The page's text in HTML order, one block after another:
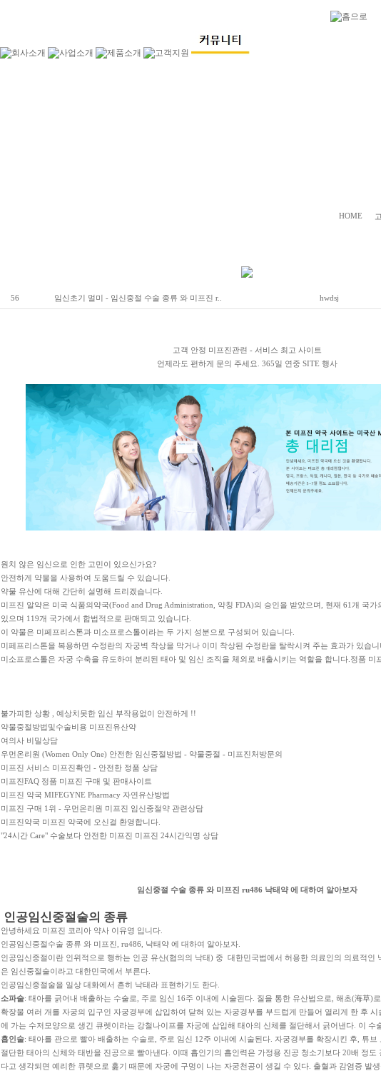
HOME
56 임신초기 멀미 - 임신중절 수술 종류 와 미프진 r.. hwdsj
고객 안정 미프진관련 - 서비스 최고 사이트
언제라도 편하게 문의 주세요. 365일 연중 SITE 행사
원치 않은 임신으로 인한 고민이 있으신가요?
안전하게 약물을 사용하여 도움드릴 수 있습니다.
약물 유산에 대해 간단히 설명해 드리겠습니다.
미프진 알약은 미국 식품의약국(Food and Drug Administration, 약칭 FDA)의 승인을 받았으며, 현재 61개 국
있으며 119개 국가에서 합법적으로 판매되고 있습니다.
이 약물은 미페프리스톤과 미소프로스톨이라는 두 가지 성분으로 구성되어 있습니다.
미페프리스톤을 복용하면 수정란의 자궁벽 착상을 막거나 이미 착상된 수정란을 탈락시켜 주는 효과가 있습니
미소프로스톨은 자궁 수축을 유도하여 분리된 태아 및 임신 조직을 체외로 배출시키는 역할을 합니다.정품 미
불가피한 상황 , 예상치못한 임신 부작용없이 안전하게 !!
약물중절방법및수술비용 미프진유산약
여의사 비밀상담
우먼온리원 (Women Only One) 안전한 임신중절방법 - 약물중절 - 미프진처방문의
미프진 서비스 미프진확인 - 안전한 정품 상담
미프진FAQ 정품 미프진 구매 및 판매사이트
미프진 약국 MIFEGYNE Pharmacy 자연유산방법
미프진 구매 1위 - 우먼온리원 미프진 임신중절약 관련상담
미프진약국 미프진 약국에 오신걸 환영합니다.
"24시간 Care" 수술보다 안전한 미프진 미프진 24시간익명 상담
임신중절 수술 종류 와 미프진 ru486 낙태약 에 대하여 알아보자
인공임신중절술의 종류
안녕하세요 미프진 코리아 약사 이유영 입니다.
인공임신중절수술 종류 와 미프진, ru486, 낙태약 에 대하여 알아보자.
인공임신중절이란 인위적으로 행하는 인공 유산(협의의 낙태) 중 대한민국법에서 허용한 의료인의 의료적인
은 임신중절술이라고 대한민국에서 부른다.
인공임신중절술을 일상 대화에서 흔히 낙태라 표현하기도 한다.
소파술: 태아를 긁어내 배출하는 수술로, 주로 임신 16주 이내에 시술된다. 질을 통한 유산법으로, 해초(海草)
확장물 여러 개를 자궁의 입구인 자궁경부에 삽입하여 닫혀 있는 자궁경부를 부드럽게 만들어 열리게 한 후
에 가는 수저모양으로 생긴 큐렛이라는 강철나이프를 자궁에 삽입해 태아의 신체를 절단해서 긁어낸다. 이 수
흡인술: 태아를 관으로 빨아 배출하는 수술로, 주로 임신 12주 이내에 시술된다. 자궁경부를 확장시킨 후, 튜브
절단한 태아의 신체와 태반을 진공으로 빨아낸다. 이때 흡인기의 흡인력은 가정용 진공 청소기보다 20배 정도
다고 생각되면 예리한 큐렛으로 훑기 때문에 자궁에 구멍이 나는 자궁천공이 생길 수 있다. 출혈과 감염증 발